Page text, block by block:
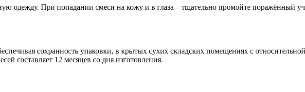
одежду. При попадании смеси на кожу и в глаза – тщательно промойте поражённый
сохранность упаковки, в крытых сухих складских помещениях с
составляет 12 месяцев со дня изготовления.